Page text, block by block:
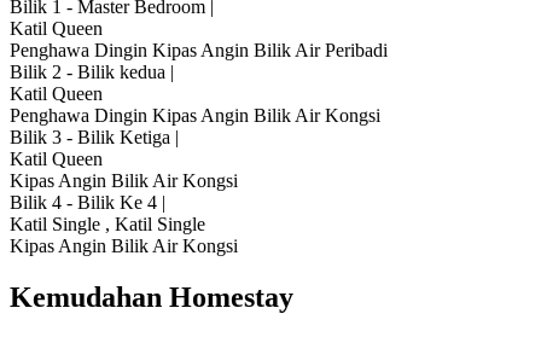
Bilik 1 - Master Bedroom |
Katil Queen
Penghawa Dingin Kipas Angin Bilik Air Peribadi
Bilik 2 - Bilik kedua |
Katil Queen
Penghawa Dingin Kipas Angin Bilik Air Kongsi
Bilik 3 - Bilik Ketiga |
Katil Queen
Kipas Angin Bilik Air Kongsi
Bilik 4 - Bilik Ke 4 |
Katil Single , Katil Single
Kipas Angin Bilik Air Kongsi
Kemudahan Homestay